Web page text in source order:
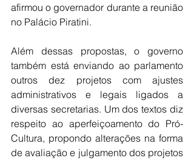
afirmou o governador durante a reunião
no Palácio Piratini.
Além dessas propostas, o governo
também está enviando ao parlamento
outros dez projetos com ajustes
administrativos e legais ligados a
diversas secretarias. Um dos textos diz
respeito ao aperfeiçoamento do Pró-
Cultura, propondo alterações na forma
de avaliação e julgamento dos projetos